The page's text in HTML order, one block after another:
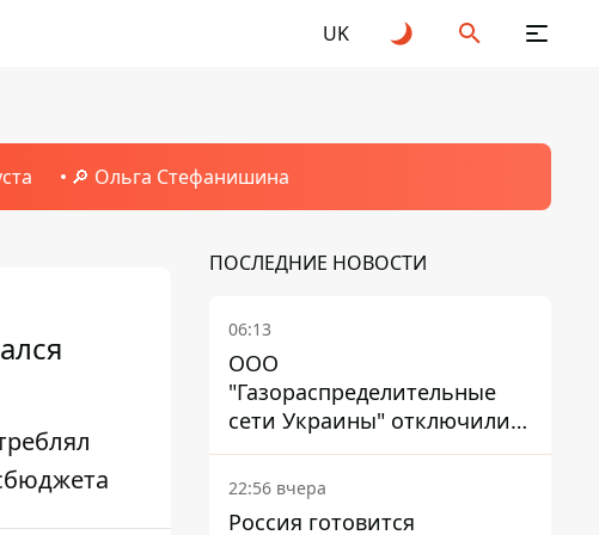
UK
🔎 Ольга Стефанишина
ПОСЛЕДНИЕ НОВОСТИ
06:13
ООО
"Газораспределительные
сети Украины" отключили
львовянке газ - что решил
суд
22:56 вчера
Россия готовится